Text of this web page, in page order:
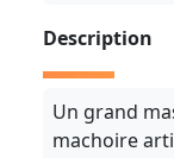
Description
Un grand
machoire